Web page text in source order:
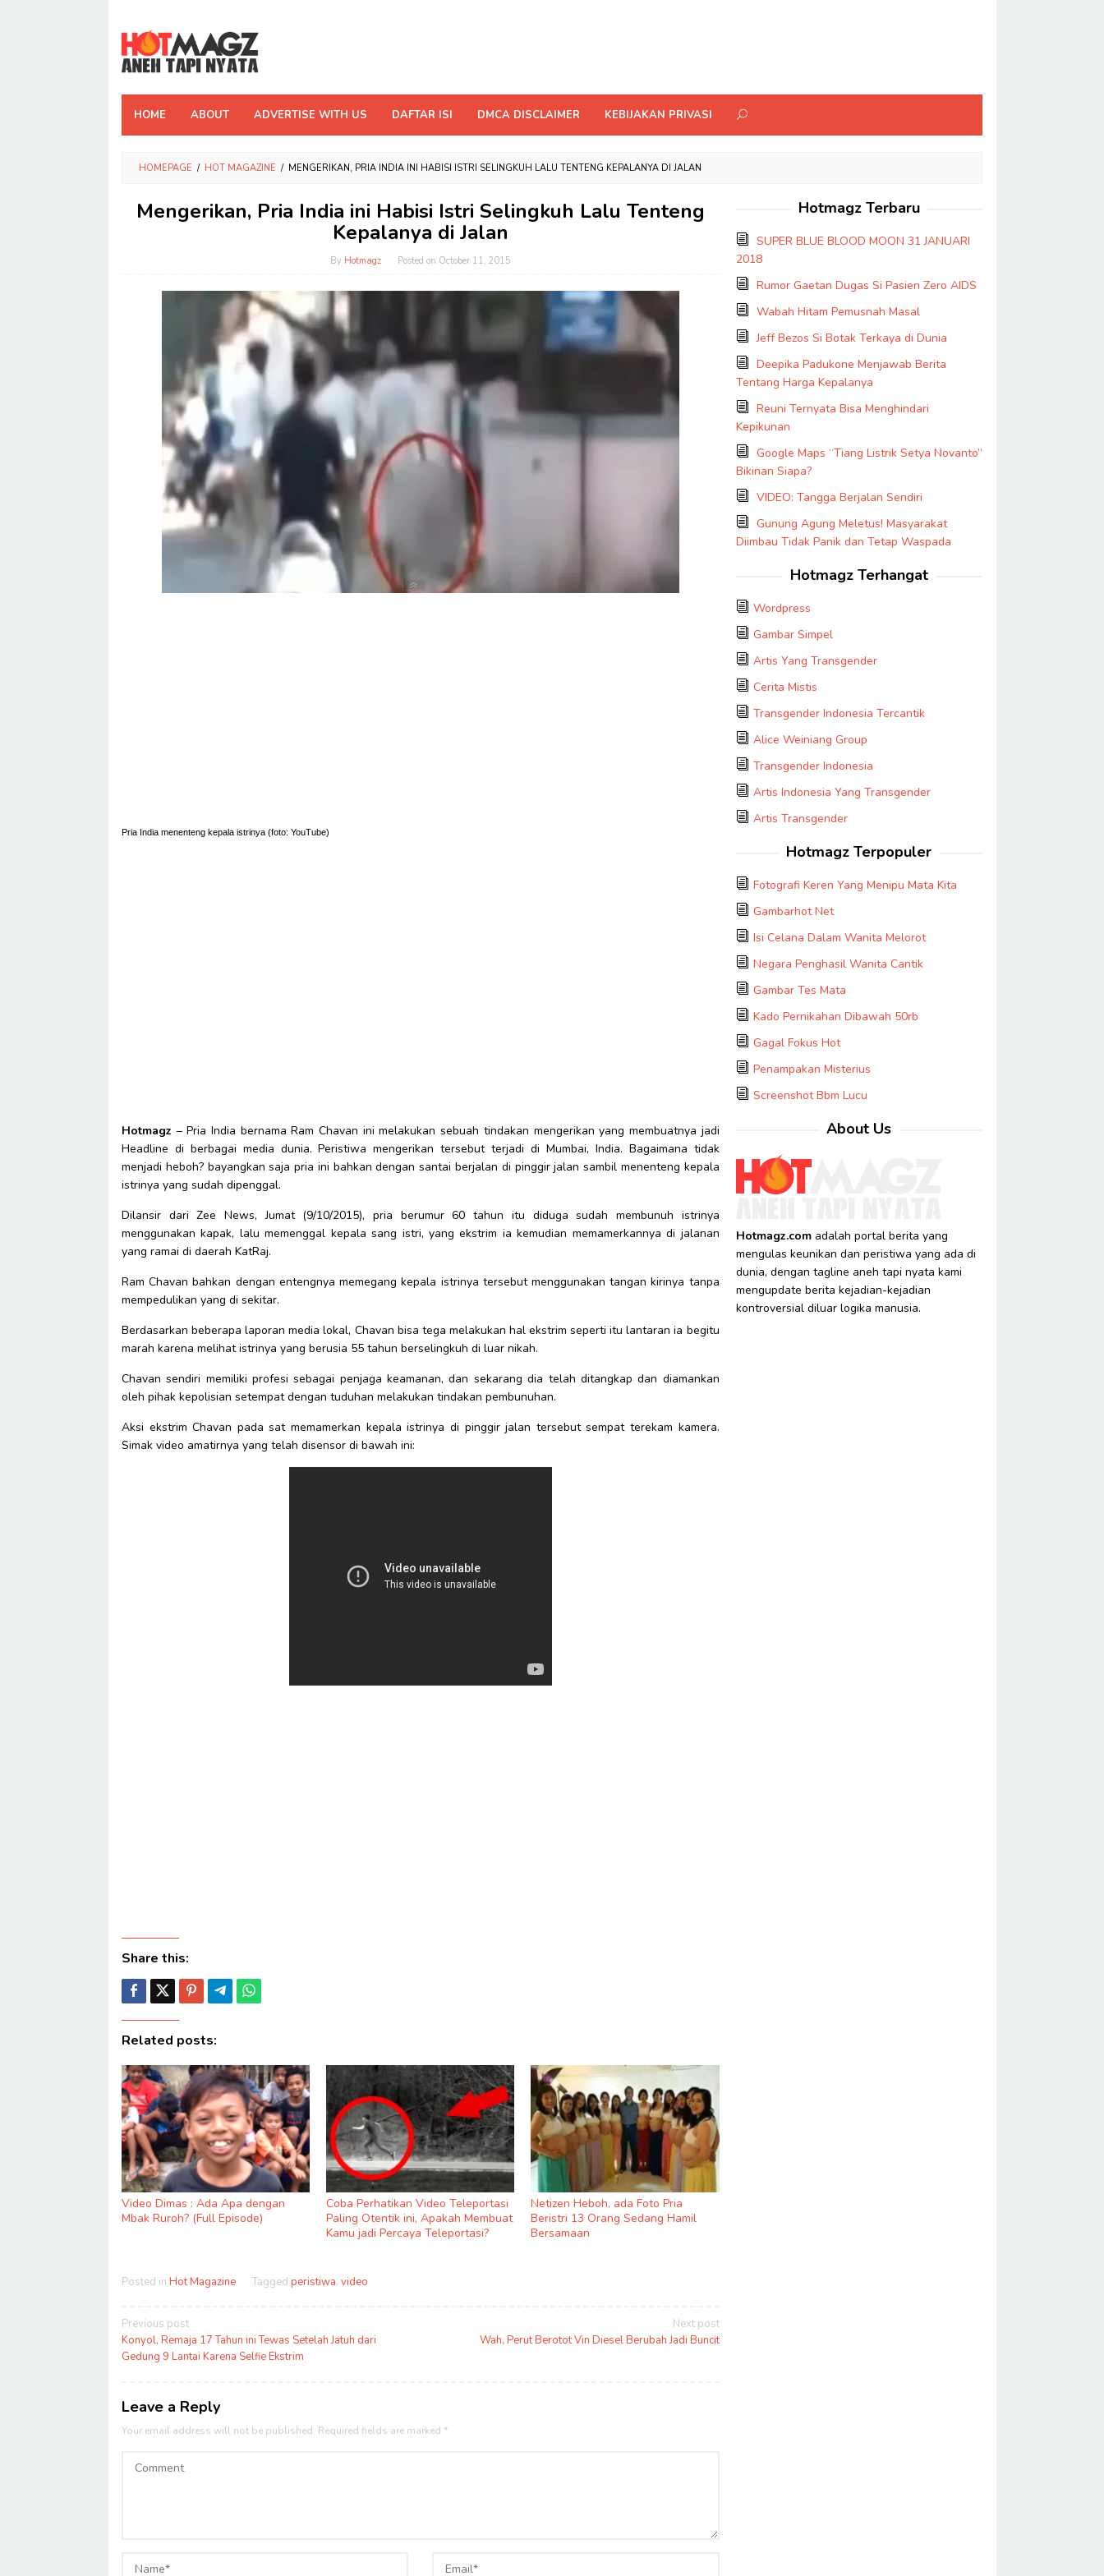
content
HOME ABOUT ADVERTISE WITH US DAFTAR ISI DMCA DISCLAIMER KEBIJAKAN PRIVASI
HOMEPAGE / HOT MAGAZINE / MENGERIKAN, PRIA INDIA INI HABISI ISTRI SELINGKUH LALU TENTENG KEPALANYA DI JALAN
Mengerikan, Pria India ini Habisi Istri Selingkuh Lalu Tenteng
Kepalanya di Jalan
By Hotmagz Posted on October 11, 2015
Pria India menenteng kepala istrinya (foto: YouTube)
Hotmagz – Pria India bernama Ram Chavan ini melakukan sebuah tindakan mengerikan yang membuatnya jadi
Headline di berbagai media dunia. Peristiwa mengerikan tersebut terjadi di Mumbai, India. Bagaimana tidak
menjadi heboh? bayangkan saja pria ini bahkan dengan santai berjalan di pinggir jalan sambil menenteng kepala
istrinya yang sudah dipenggal.
Dilansir dari Zee News, Jumat (9/10/2015), pria berumur 60 tahun itu diduga sudah membunuh istrinya
menggunakan kapak, lalu memenggal kepala sang istri, yang ekstrim ia kemudian memamerkannya di jalanan
yang ramai di daerah KatRaj.
Ram Chavan bahkan dengan entengnya memegang kepala istrinya tersebut menggunakan tangan kirinya tanpa
mempedulikan yang di sekitar.
Berdasarkan beberapa laporan media lokal, Chavan bisa tega melakukan hal ekstrim seperti itu lantaran ia begitu
marah karena melihat istrinya yang berusia 55 tahun berselingkuh di luar nikah.
Chavan sendiri memiliki profesi sebagai penjaga keamanan, dan sekarang dia telah ditangkap dan diamankan
oleh pihak kepolisian setempat dengan tuduhan melakukan tindakan pembunuhan.
Aksi ekstrim Chavan pada sat memamerkan kepala istrinya di pinggir jalan tersebut sempat terekam kamera.
Simak video amatirnya yang telah disensor di bawah ini:
Share this:
Related posts:
Video Dimas : Ada Apa dengan
Mbak Ruroh? (Full Episode)
Coba Perhatikan Video Teleportasi
Paling Otentik ini, Apakah Membuat
Kamu jadi Percaya Teleportasi?
Netizen Heboh, ada Foto Pria
Beristri 13 Orang Sedang Hamil
Bersamaan
Posted in Hot Magazine Tagged peristiwa, video
Post
navigation
Previous post
Konyol, Remaja 17 Tahun ini Tewas Setelah Jatuh dari
Gedung 9 Lantai Karena Selfie Ekstrim
Next post
Wah, Perut Berotot Vin Diesel Berubah Jadi Buncit
Leave a Reply
Your email address will not be published. Required fields are marked *
Hotmagz Terbaru
SUPER BLUE BLOOD MOON 31 JANUARI
2018
Rumor Gaetan Dugas Si Pasien Zero AIDS
Wabah Hitam Pemusnah Masal
Jeff Bezos Si Botak Terkaya di Dunia
Deepika Padukone Menjawab Berita
Tentang Harga Kepalanya
Reuni Ternyata Bisa Menghindari
Kepikunan
Google Maps “Tiang Listrik Setya Novanto”
Bikinan Siapa?
VIDEO: Tangga Berjalan Sendiri
Gunung Agung Meletus! Masyarakat
Diimbau Tidak Panik dan Tetap Waspada
Hotmagz Terhangat
Wordpress
Gambar Simpel
Artis Yang Transgender
Cerita Mistis
Transgender Indonesia Tercantik
Alice Weiniang Group
Transgender Indonesia
Artis Indonesia Yang Transgender
Artis Transgender
Hotmagz Terpopuler
Fotografi Keren Yang Menipu Mata Kita
Gambarhot Net
Isi Celana Dalam Wanita Melorot
Negara Penghasil Wanita Cantik
Gambar Tes Mata
Kado Pernikahan Dibawah 50rb
Gagal Fokus Hot
Penampakan Misterius
Screenshot Bbm Lucu
About Us
Hotmagz.comadalah portal berita yang
mengulas keunikan dan peristiwa yang ada di
dunia, dengan tagline aneh tapi nyata kami
mengupdate berita kejadian-kejadian
kontroversial diluar logika manusia.